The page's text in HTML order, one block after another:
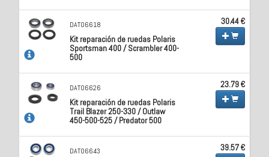
DAT06618
Kit reparación de ruedas Polaris
Sportsman 400 / Scrambler 400-
500
30.44 €
DAT06626
Kit reparación de ruedas Polaris
Trail Blazer 250-330 / Outlaw
450-500-525 / Predator 500
23.79 €
DAT06643 39.57 €